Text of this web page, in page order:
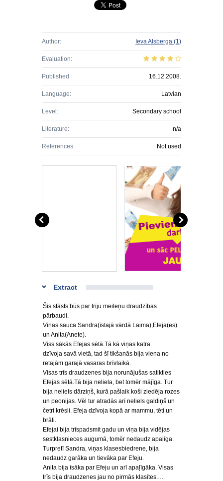
Author: Ieva Alsberga (1)
Evaluation:
Published: 16.12.2008.
Language: Latvian
Level: Secondary school
Literature: n/a
References: Not used
Extract
Šis stāsts būs par triju meiteņu draudzības
pārbaudi.
Viņas sauca Sandra(īstajā vārdā Laima),Efeja(es)
un Anita(Anete).
Viss sākās Efejas sētā.Tā kā viņas katra
dzīvoja savā vietā, tad šī tikšanās bija viena no
retajām garajā vasaras brīvlaikā.
Visas trīs draudzenes bija norunājušas satikties
Efejas sētā.Tā bija neliela, bet tomēr mājīga. Tur
bija neliels dārziņš, kurā pašlaik koši ziedēja rozes
un peonijas. Vēl tur atradās arī neliels galdiņš un
četri krēsli. Efeja dzīvoja kopā ar mammu, tēti un
brāli.
Efejai bija trīspadsmit gadu un viņa bija vidējas
sestklasnieces augumā, tomēr nedaudz apaļīga.
Turpretī Sandra, viņas klasesbiedrene, bija
nedaudz garāka un tievāka par Efeju.
Anita bija īsāka par Efeju un arī apaļīgāka. Visas
trīs bija draudzenes jau no pirmās klasītes.…